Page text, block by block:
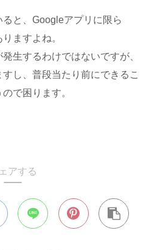
と、Googleアプリに限ら
ますよね。
生するわけではないですが、
し、普段当たり前にできるこ
で困ります。
アする